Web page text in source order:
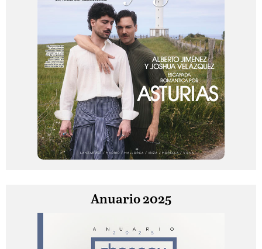
Anuario 2025